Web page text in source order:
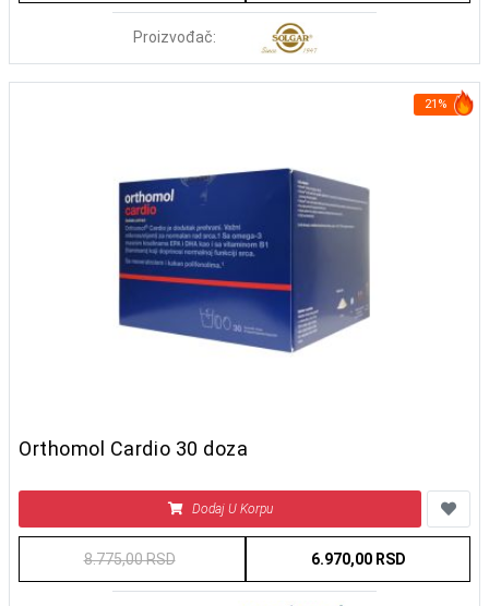
Proizvođač:
21%
Orthomol Cardio 30 doza
Dodaj U Korpu
8.775,00 RSD 6.970,00 RSD